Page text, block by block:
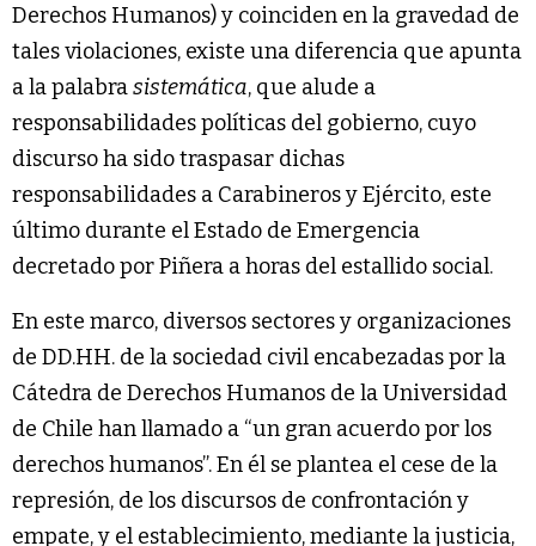
Derechos Humanos) y coinciden en la gravedad de
tales violaciones, existe una diferencia que apunta
a la palabrasistemática, que alude a
responsabilidades políticas del gobierno, cuyo
discurso ha sido traspasar dichas
responsabilidades a Carabineros y Ejército, este
último durante el Estado de Emergencia
decretado por Piñera a horas del estallido social.
En este marco, diversos sectores y organizaciones
de DD.HH. de la sociedad civil encabezadas por la
Cátedra de Derechos Humanos de la Universidad
de Chile han llamado a “un gran acuerdo por los
derechos humanos”. En él se plantea el cese de la
represión, de los discursos de confrontación y
empate, y el establecimiento, mediante la justicia,